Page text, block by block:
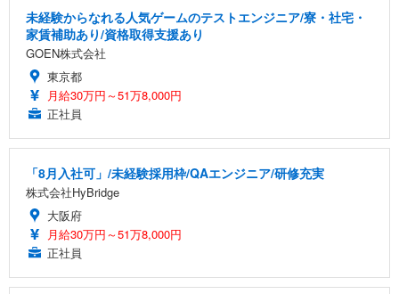
未経験からなれる人気ゲームのテストエンジニア/寮・社宅・
家賃補助あり/資格取得支援あり
GOEN株式会社
東京都
月給30万円～51万8,000円
正社員
「8月入社可」/未経験採用枠/QAエンジニア/研修充実
株式会社HyBridge
大阪府
月給30万円～51万8,000円
正社員